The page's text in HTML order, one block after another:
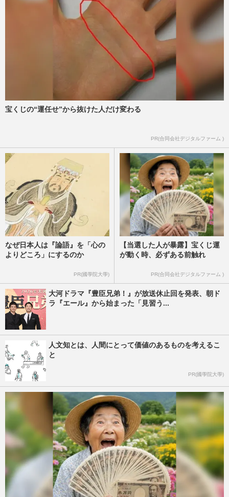
目黒蓮『SAKAMOTO DAYS』が『コナ
ン』『マリオ』抑えて1位の好発進、「福
田節」封印が奏功して“100億円の…
真田広之主演『SHOGUN 将軍』シーズン
2の撮影映像に目黒蓮が登場「めめの髷姿
が素敵」ファンが見逃さなかっ…
宝くじの“運任せ”から抜けた人だけ変わる
PR(合同会社デジタルファーム )
なぜ日本人は『論語』を「心の
よりどころ」にするのか
PR(國學院大學)
【当選した人が暴露】宝くじ運
が動く時、必ずある前触れ
PR(合同会社デジタルファーム )
大河ドラマ『豊臣兄弟！』が放送休止回を発表、朝ド
ラ『エール』から始まった「見習う...
人文知とは、人間にとって価値のあるものを考えるこ
と
PR(國學院大學)